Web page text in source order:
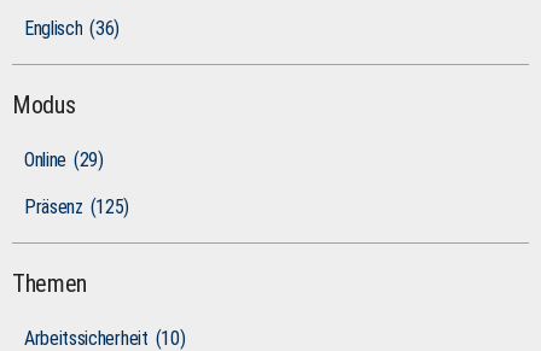
Englisch (36)
Modus
Online (29)
Präsenz (125)
Themen
Arbeitssicherheit (10)